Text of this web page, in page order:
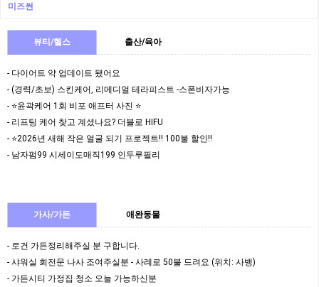
미즈썬
뷰티/헬스 출산/육아
- 다이어트 약 업데이트 됐어요
- (경력/초보) 스킨케어, 리메디얼 테라피스트 -스폰비자가능
- ⭐️윤곽케어 1회 비포 애프터 사진 ⭐️
- 리프팅 케어 찾고 계셨나요? 더블로 HIFU
- ⭐️2026년 새해 작은 얼굴 되기 프로젝트!! 100불 할인!!
- 남자펌99 시세이도매직199 인두루필리
가사/가든 애완동물
- 로건 가든정리해주실 분 구합니다.
- 샤워실 회전문 나사 조여주실분 - 사례로 50불 드려요 (위치: 사뱅)
- 가든시티 가정집 청소 오늘 가능하신분